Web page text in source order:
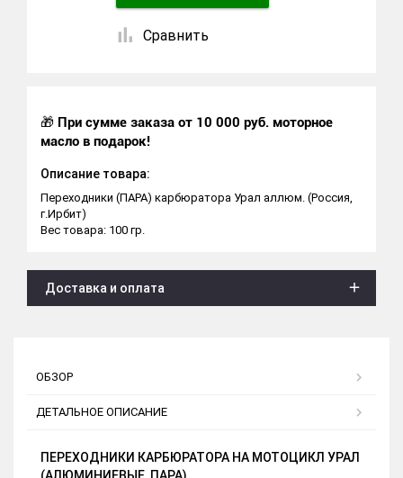
Сравнить
🎁 При сумме заказа от 10 000 руб. моторное
масло в подарок!
Описание товара:
Переходники (ПАРА) карбюратора Урал аллюм. (Россия,
г.Ирбит)
Вес товара: 100 гр.
Доставка и оплата
ОБЗОР
ДЕТАЛЬНОЕ ОПИСАНИЕ
ПЕРЕХОДНИКИ КАРБЮРАТОРА НА МОТОЦИКЛ УРАЛ